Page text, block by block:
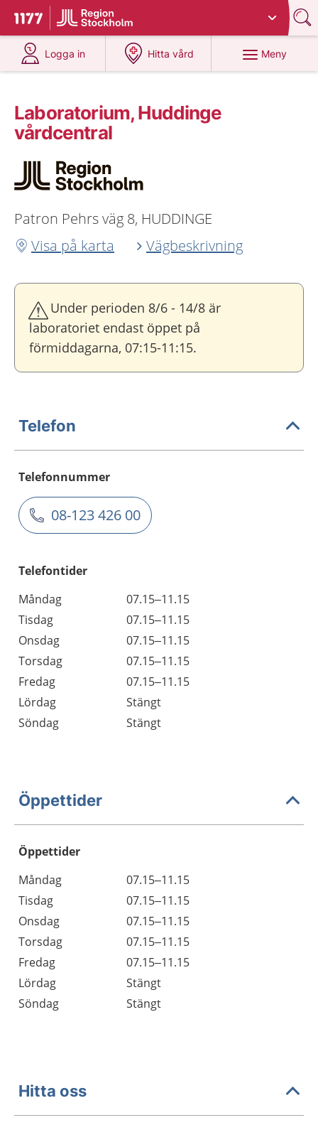
Till startsidan för 1177
Du har valt region
Logga in
på 1177.se
Hitta vård
på 1177.se
Meny
Laboratorium, Huddinge
vårdcentral
Patron Pehrs väg 8, HUDDINGE
Visa på karta
Vägbeskrivning
Under perioden 8/6 - 14/8 är
laboratoriet endast öppet på
förmiddagarna, 07:15-11:15.
Telefon
Telefonnummer
08-123 426 00
Telefontider
Måndag
07.15–11.15
Tisdag
07.15–11.15
Onsdag
07.15–11.15
Torsdag
07.15–11.15
Fredag
07.15–11.15
Lördag
Stängt
Söndag
Stängt
Öppettider
Öppettider
Dag
Öppettider
Kommentarer
Måndag
07.15–11.15
Tisdag
07.15–11.15
Onsdag
07.15–11.15
Torsdag
07.15–11.15
Fredag
07.15–11.15
Lördag
Stängt
Söndag
Stängt
Hitta oss